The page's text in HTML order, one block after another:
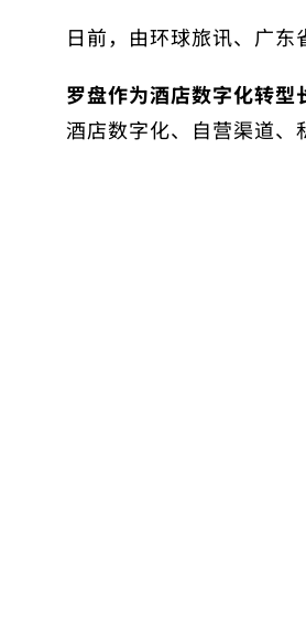
日前，由环球旅讯、广
罗盘作为酒店数字化转
酒店数字化、自营渠道、